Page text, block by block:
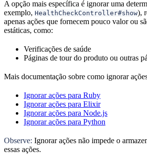
A opção mais específica é ignorar uma
exemplo, HealthCheckController#show),
apenas ações que fornecem pouco valor ou
estáticas, como:
Verificações de saúde
Páginas de tour do produto ou outras
Mais documentação sobre como ignorar
Ignorar ações para Ruby
Ignorar ações para Elixir
Ignorar ações para Node.js
Ignorar ações para Python
Observe: Ignorar ações não impede o
essas ações.